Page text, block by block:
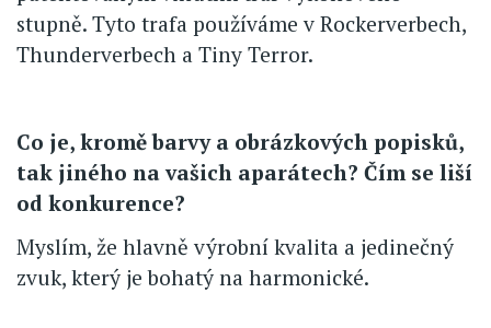
stupně. Tyto trafa používáme v Rockerverbech,
Thunderverbech a Tiny Terror.
Co je, kromě barvy a obrázkových popisků,
tak jiného na vašich aparátech? Čím se liší
od konkurence?
Myslím, že hlavně výrobní kvalita a jedinečný
zvuk, který je bohatý na harmonické.